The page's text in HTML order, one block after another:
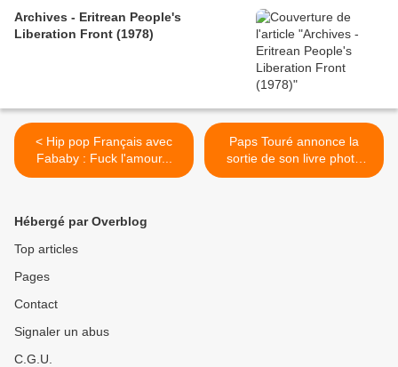
Archives - Eritrean People's
Liberation Front (1978)
< Hip pop Français avec
Fababy : Fuck l'amour...
Paps Touré annonce la
sortie de son livre photo
"PAS SI SIMPLE" et vous
Hébergé par Overblog
Top articles
Pages
Contact
Signaler un abus
C.G.U.